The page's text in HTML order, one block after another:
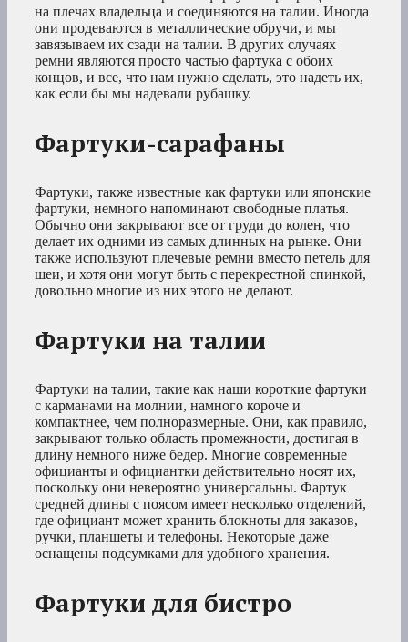
на плечах владельца и соединяются на талии. Иногда
они продеваются в металлические обручи, и мы
завязываем их сзади на талии. В других случаях
ремни являются просто частью фартука с обоих
концов, и все, что нам нужно сделать, это надеть их,
как если бы мы надевали рубашку.
Фартуки-сарафаны
Фартуки, также известные как фартуки или японские
фартуки, немного напоминают свободные платья.
Обычно они закрывают все от груди до колен, что
делает их одними из самых длинных на рынке. Они
также используют плечевые ремни вместо петель для
шеи, и хотя они могут быть с перекрестной спинкой,
довольно многие из них этого не делают.
Фартуки на талии
Фартуки на талии, такие как наши короткие фартуки
с карманами на молнии, намного короче и
компактнее, чем полноразмерные. Они, как правило,
закрывают только область промежности, достигая в
длину немного ниже бедер. Многие современные
официанты и официантки действительно носят их,
поскольку они невероятно универсальны. Фартук
средней длины с поясом имеет несколько отделений,
где официант может хранить блокноты для заказов,
ручки, планшеты и телефоны. Некоторые даже
оснащены подсумками для удобного хранения.
Фартуки для бистро